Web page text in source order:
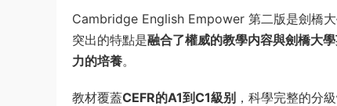
Cambridge English Empower 第二版是劍橋
突出的特點是融合了權威的教學内容與劍橋大
力的培養。
教材覆蓋CEFR的A1到C1級别 ，科學完整的分